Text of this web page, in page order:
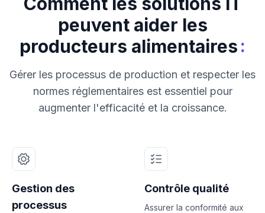
peuvent aider les
producteurs alimentaires:
Gérer les processus de production et respecter les
normes réglementaires est essentiel pour
augmenter l'efficacité et la croissance.
Gestion des
processus
Contrôle qualité
Assurer la conformité aux